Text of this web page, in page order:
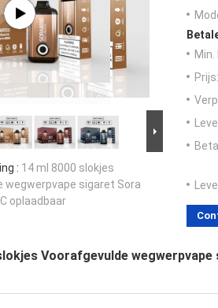
: 14 ml 8000 slokjes
wegwerpvape sigaret Sora
oplaadbaar
Prijs:
Voorafgevulde